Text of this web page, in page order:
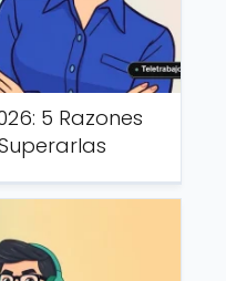
5 Razones